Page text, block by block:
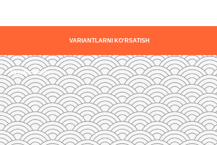
VARIANTLARNI KO'RSATISH
18 fotosuratlar